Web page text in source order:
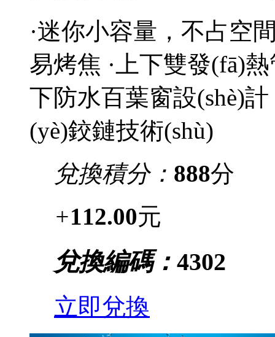
·迷你小容量，不占
易烤焦 ·上下雙發(fā)熱
下防水百葉窗設(shè)計
(yè)鉸鏈技術(shù)
兌換積分： 888分
+112.00元
兌換編碼： 4302
立即兌換